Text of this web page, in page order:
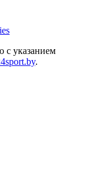
с указанием
.